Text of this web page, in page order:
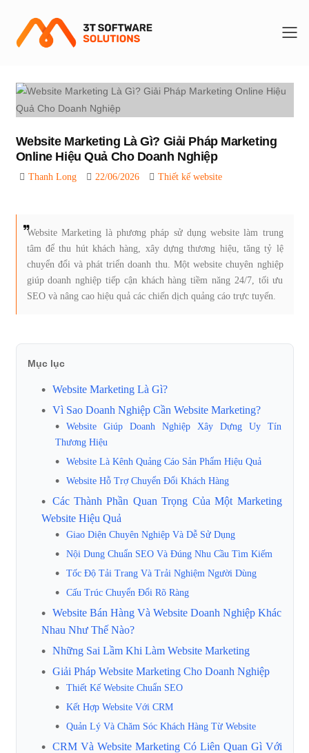
Website Marketing Là Gì? Giải Pháp Marketing
Online Hiệu Quả Cho Doanh Nghiệp
Thanh Long 22/06/2026 Thiết kế website
Website Marketing là phương pháp sử dụng website làm trung
tâm để thu hút khách hàng, xây dựng thương hiệu, tăng tỷ lệ
chuyển đổi và phát triển doanh thu. Một website chuyên nghiệp
giúp doanh nghiệp tiếp cận khách hàng tiềm năng 24/7, tối ưu
SEO và nâng cao hiệu quả các chiến dịch quảng cáo trực tuyến.
Mục lục
Website Marketing Là Gì?
Vì Sao Doanh Nghiệp Cần Website Marketing?
Website Giúp Doanh Nghiệp Xây Dựng Uy Tín
Thương Hiệu
Website Là Kênh Quảng Cáo Sản Phẩm Hiệu Quả
Website Hỗ Trợ Chuyển Đổi Khách Hàng
Các Thành Phần Quan Trọng Của Một Marketing
Website Hiệu Quả
Giao Diện Chuyên Nghiệp Và Dễ Sử Dụng
Nội Dung Chuẩn SEO Và Đúng Nhu Cầu Tìm Kiếm
Tốc Độ Tải Trang Và Trải Nghiệm Người Dùng
Cấu Trúc Chuyển Đổi Rõ Ràng
Website Bán Hàng Và Website Doanh Nghiệp Khác
Nhau Như Thế Nào?
Những Sai Lầm Khi Làm Website Marketing
Giải Pháp Website Marketing Cho Doanh Nghiệp
Thiết Kế Website Chuẩn SEO
Kết Hợp Website Với CRM
Quản Lý Và Chăm Sóc Khách Hàng Từ Website
CRM Và Website Marketing Có Liên Quan Gì Với